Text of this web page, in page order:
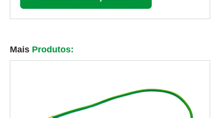
Mais Produtos: